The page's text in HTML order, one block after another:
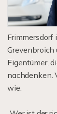
Grevenbroich
Eigentümer,
nachdenken.
wie: